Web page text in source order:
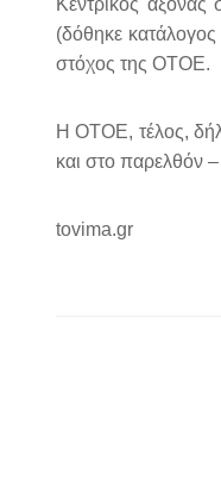
Κεντρικός
(δόθηκε κατάλογος
στόχος της ΟΤΟΕ.
Η ΟΤΟΕ, τέλος,
και στο παρελθόν
tovima.gr